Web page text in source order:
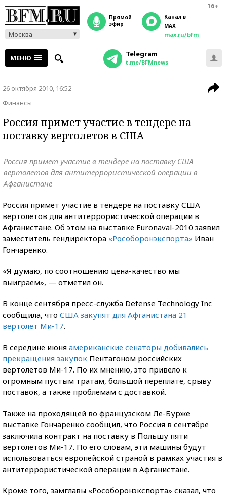
16+
Москва
прямой
эфир
Канал в
MAX
max.ru/bfm
МЕНЮ Telegram
t.me/BFMnews
26 октября 2010, 16:52
Финансы
Россия примет участие в тендере на
поставку вертолетов в США
Россия примет участие в тендере на поставку США
вертолетов для антитеррористической операции в
Афганистане
Россия примет участие в тендере на поставку США
вертолетов для антитеррористической операции в
Афганистане. Об этом на выставке Euronaval-2010 заявил
заместитель гендиректора «Рособоронэкспорта» Иван
Гончаренко.
«Я думаю, по соотношению цена-качество мы
выиграем», — отметил он.
В конце сентября пресс-служба Defense Technology Inc
сообщила, что США закупят для Афганистана 21
вертолет Ми-17.
В середине июня американские сенаторы добивались
прекращения закупок Пентагоном российских
вертолетов Ми-17. По их мнению, это привело к
огромным пустым тратам, большой переплате, срыву
поставок, а также проблемам с доставкой.
Также на проходящей во французском Ле-Бурже
выставке Гончаренко сообщил, что Россия в сентябре
заключила контракт на поставку в Польшу пяти
вертолетов Ми-17. По его словам, эти машины будут
использоваться европейской страной в рамках участия в
антитеррористической операции в Афганистане.
Кроме того, замглавы «Рособоронэкспорта» сказал, что